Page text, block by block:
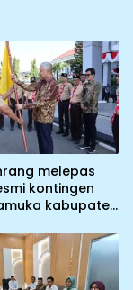
melepas
kontingen
kabupaten
XII kebumi
Cibubur